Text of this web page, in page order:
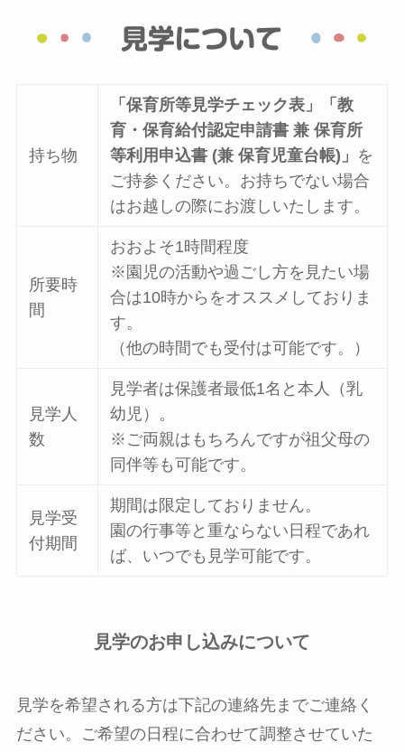
持ち物
「保育所等見学チェック表」「教
育・保育給付認定申請書 兼 保育所
等利用申込書 (兼 保育児童台帳)」 を
ご持参ください。お持ちでない場合
はお越しの際にお渡しいたします。
所要時
間
おおよそ1時間程度
※園児の活動や過ごし方を見たい場
合は10時からをオススメしておりま
す。
（他の時間でも受付は可能です。）
見学人
数
見学者は保護者最低1名と本人（乳
幼児）。
※ご両親はもちろんですが祖父母の
同伴等も可能です。
見学受
付期間
期間は限定しておりません。
園の行事等と重ならない日程であれ
ば、いつでも見学可能です。
見学のお申し込みについて
見学を希望される方は下記の連絡先までご連絡く
ださい。ご希望の日程に合わせて調整させていた